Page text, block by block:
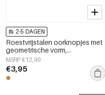
2-5 DAGEN
Roestvrijstalen oorknopjes met
geometrische vorm,
eenvoudige, alledaagse serie,
damessieraden
MSRP €12,99
€3,95